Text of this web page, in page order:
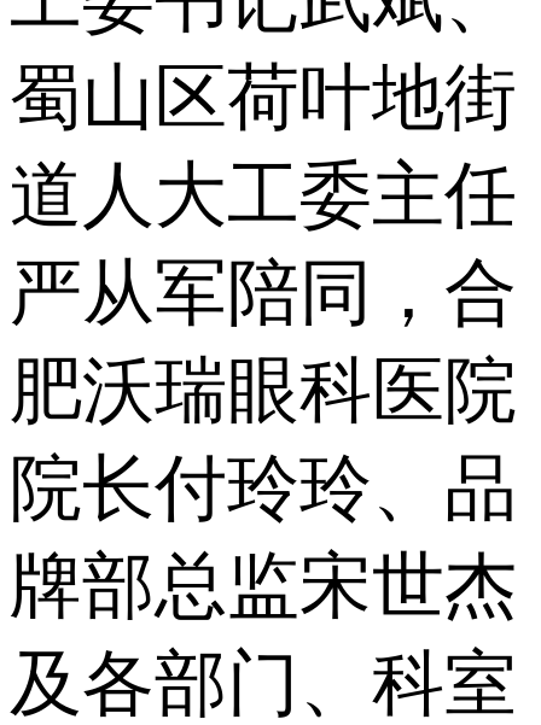
蜀山区荷叶地街
道人大工委主任
严从军陪同，合
肥沃瑞眼科医院
院长付玲玲、品
牌部总监宋世杰
及各部门、科室